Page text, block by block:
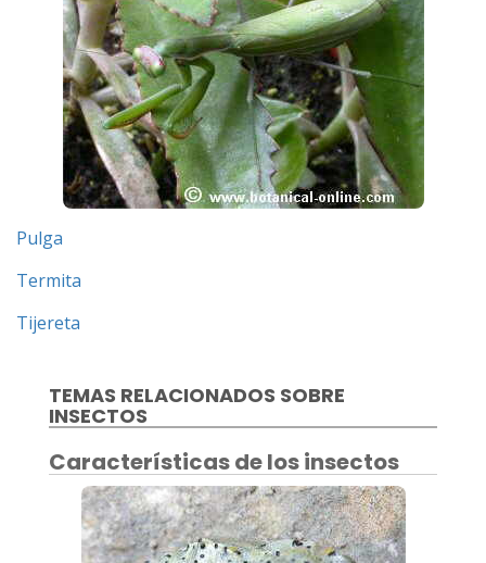
Pulga
Termita
Tijereta
TEMAS RELACIONADOS SOBRE
INSECTOS
Características de los insectos